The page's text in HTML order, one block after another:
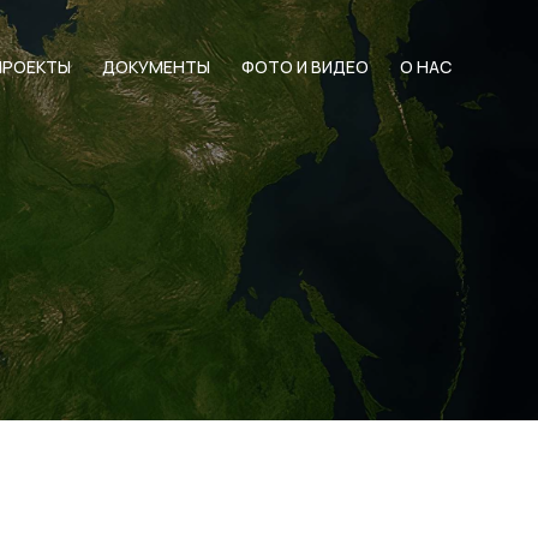
ДОКУМЕНТЫ ФОТО И ВИДЕО О НАС